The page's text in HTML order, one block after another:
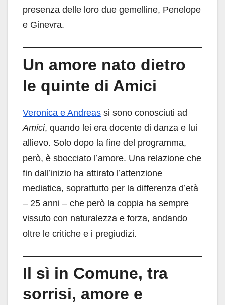
presenza delle loro due gemelline, Penelope
e Ginevra.
Un amore nato dietro
le quinte di Amici
Veronica e Andreas si sono conosciuti ad
Amici, quando lei era docente di danza e lui
allievo. Solo dopo la fine del programma,
però, è sbocciato l’amore. Una relazione che
fin dall’inizio ha attirato l’attenzione
mediatica, soprattutto per la differenza d’età
– 25 anni – che però la coppia ha sempre
vissuto con naturalezza e forza, andando
oltre le critiche e i pregiudizi.
Il sì in Comune, tra
sorrisi, amore e